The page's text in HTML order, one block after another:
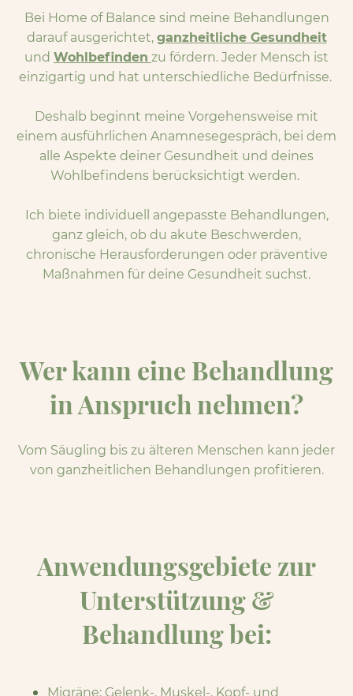
Bei Home of Balance sind meine Behandlungen
darauf ausgerichtet, ganzheitliche Gesundheit
und Wohlbefinden zu fördern. Jeder Mensch ist
einzigartig und hat unterschiedliche Bedürfnisse.
Deshalb beginnt meine Vorgehensweise mit
einem ausführlichen Anamnesegespräch, bei dem
alle Aspekte deiner Gesundheit und deines
Wohlbefindens berücksichtigt werden.
Ich biete individuell angepasste Behandlungen,
ganz gleich, ob du akute Beschwerden,
chronische Herausforderungen oder präventive
Maßnahmen für deine Gesundheit suchst.
Wer kann eine Behandlung
in Anspruch nehmen?
Vom Säugling bis zu älteren Menschen kann jeder
von ganzheitlichen Behandlungen profitieren.
Anwendungsgebiete zur
Unterstützung &
Behandlung bei:
Migräne; Gelenk-, Muskel-, Kopf- und